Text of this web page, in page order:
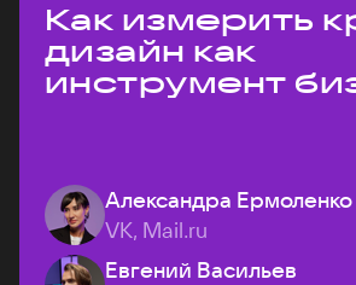
Как измерить
дизайн как
инструмент
Александра Ермоленко
VK, Mail.ru
Евгений Васильев